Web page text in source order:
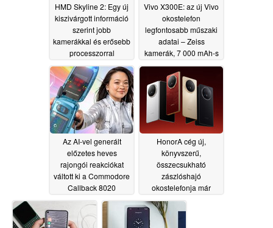
HMD Skyline 2: Egy új
kiszivárgott információ
szerint jobb
kamerákkal és erősebb
processzorral
rendelkezik majd
07/06/2026
Vivo X300E: az új Vivo
okostelefon
legfontosabb műszaki
adatai – Zeiss
kamerák, 7 000 mAh-s
akkumulátor és még
sok más 07/05/2026
Az AI-vel generált
előzetes heves
rajongói reakciókat
váltott ki a Commodore
Callback 8020
kapcsán az
árcsökkentés
közepette07/04/2026
HonorA cég új,
könyvszerű,
összecsukható
zászlóshajó
okostelefonja már
Európában is kapható
07/01/2026